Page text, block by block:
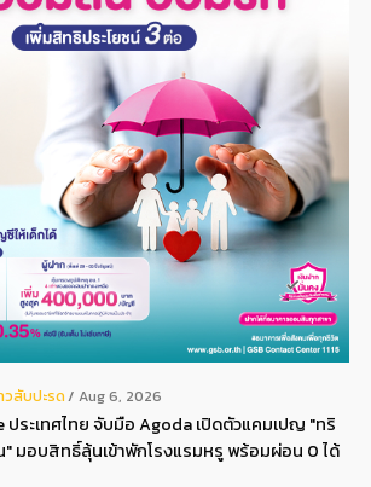
สับปะรด Aug 6, 2026
ประเทศไทย จับมือ Agoda เปิดตัวแคมเปญ "ทริ
มอบสิทธิ์ลุ้นเข้าพักโรงแรมหรู พร้อมผ่อน 0 ได้